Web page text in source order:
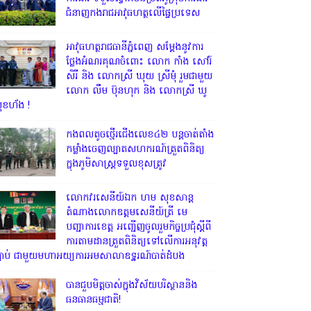
ជំនាញកងរាជអាវុធហត្ថលើផ្ទៃប្រទេស
អាវុធហត្ថរាជធានីភ្នំពេញ សម្តែងនូវការ
ថ្លែងអំណរគុណចំពោះ លោក កាំង សៅរ៍
សិរី និង លោកស្រី ឃុយ ស្រីមុំ រួមជាមួយ
លោក លឹម ប៊ុនហុក និង លោកស្រី ឃូ
ហ័ង !
កងពលតូចថ្មើរជើងលេខ៤២ បន្តចាត់តាំង
កម្លាំងចេញល្បាតសហករណ៍ត្រួតពិនិត្យ
ក្នុងភូមិសាស្រ្តទទួលខុសត្រូវ
លោក​វរសេនីយ៍ឯក​ ហម​ សុខសាន្ត
តំណាង​លោកឧត្តមសេនីយ៍ត្រី មេ
បញ្ជាការ​ខេត្ត អញ្ជេីញចូលរួមកិច្ចប្រជុំស្ដីពី
ការតាមដានត្រួតពិនិត្យទៅលេីការអនុវត្ត
ាប់​ ជាមួយមហាអយ្យការអមសាលាឧទ្ឋរណ៍បាត់ដំបង
បានជួបមិត្តចាស់ក្នុងវិស័យបរិស្ថាននិង
ធនធានធម្មជាតិ!